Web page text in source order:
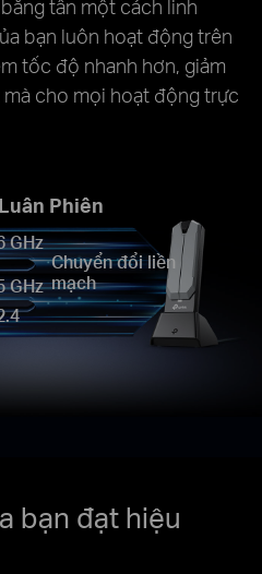
tần một cách linh
bạn luôn hoạt động trên
tốc độ nhanh hơn, giảm
cho mọi hoạt động trực
Phiên
GHz
GHz
Chuyển đổi liền
mạch
bạn đạt hiệu